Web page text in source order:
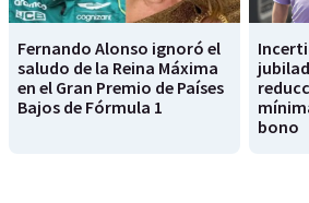
Fernando Alonso ignoró el
saludo de la Reina Máxima
en el Gran Premio de Países
Bajos de Fórmula 1
bono